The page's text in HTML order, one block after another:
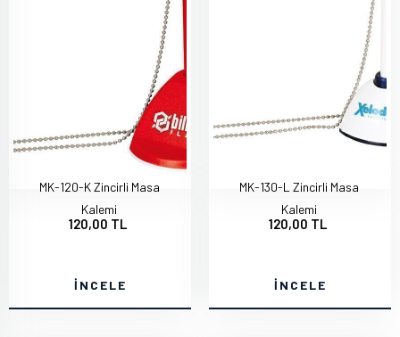
MK-120-K Zincirli Masa
Kalemi
120,00 TL
İNCELE
MK-130-L Zincirli Masa
Kalemi
120,00 TL
İNCELE